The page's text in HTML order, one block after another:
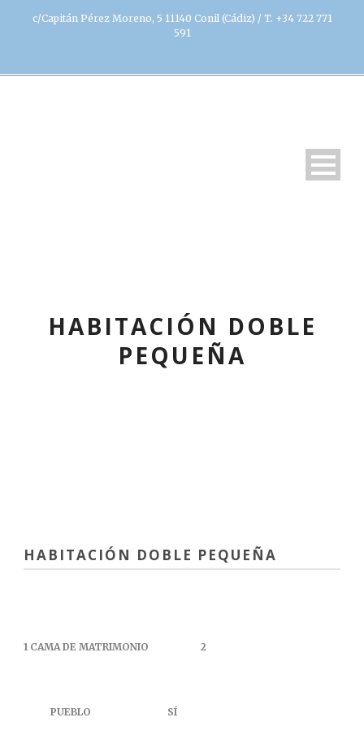
c/Capitán Pérez Moreno, 5 11140 Conil (Cádiz) / T. +34 722 771
591
HABITACIÓN DOBLE
PEQUEÑA
HABITACIÓN DOBLE PEQUEÑA
1 CAMA DE MATRIMONIO 2
PUEBLO SÍ